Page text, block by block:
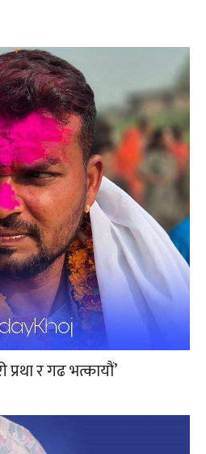
र गढ भत्कायौं’